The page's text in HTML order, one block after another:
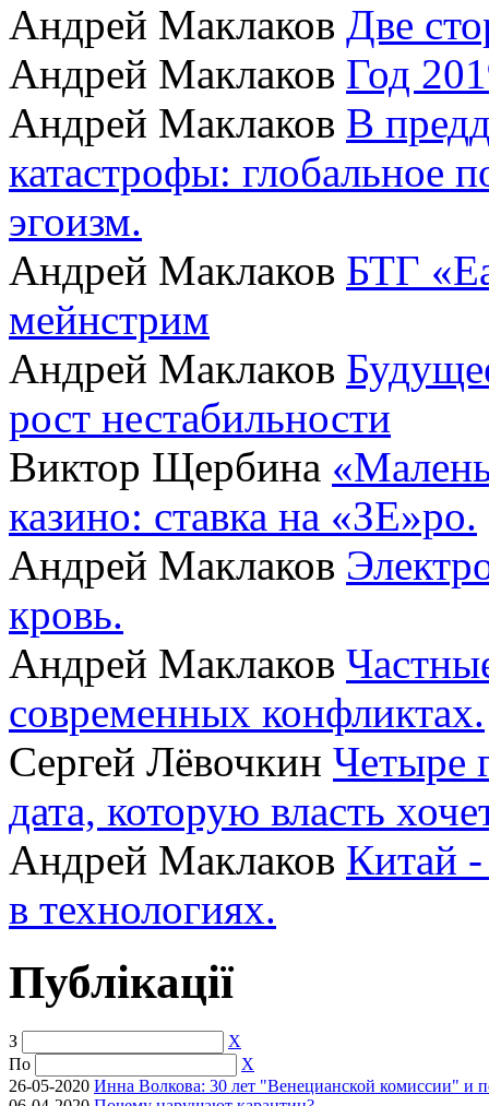
Андрей Маклаков Две
Андрей Маклаков Год
Андрей Маклаков В
катастрофы: глобальное
эгоизм.
Андрей Маклаков БТГ
мейнстрим
Андрей Маклаков
рост нестабильности
Виктор Щербина
казино: ставка на «ЗЕ»ро.
Андрей Маклаков
кровь.
Андрей Маклаков
современных конфликтах.
Сергей Лёвочкин Четыре
дата, которую власть
Андрей Маклаков Китай
в технологиях.
Публікації
З
X
По
X
26-05-2020 Инна Волкова: 30 лет "Венецианской комиссии" и